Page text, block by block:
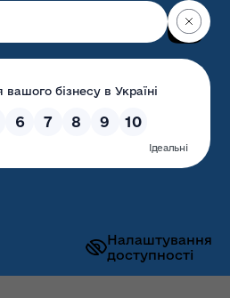
Налаштування
доступності
обласна